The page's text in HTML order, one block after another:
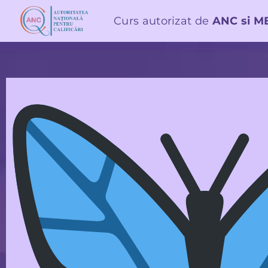
Curs autorizat de ANC si